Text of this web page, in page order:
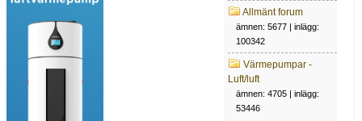
Allmänt forum
ämnen: 5677 | inlägg:
100342
Värmepumpar -
Luft/luft
ämnen: 4705 | inlägg:
53446